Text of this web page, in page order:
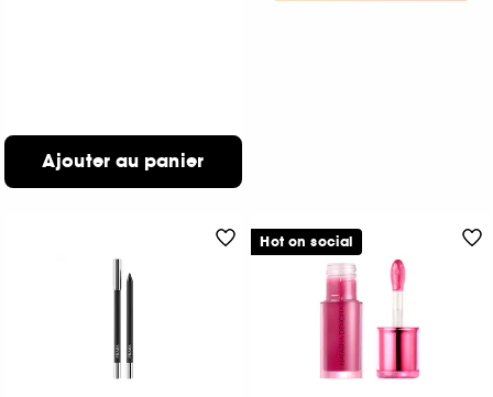
Ajouter au panier
Hot on social